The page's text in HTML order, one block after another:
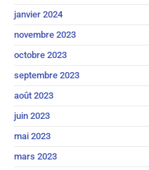
janvier 2024
novembre 2023
octobre 2023
septembre 2023
août 2023
juin 2023
mai 2023
mars 2023